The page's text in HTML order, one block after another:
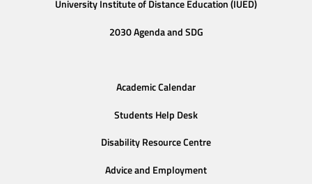
University Institute of Distance Education (IUED)
2030 Agenda and SDG
Academic Calendar
Students Help Desk
Disability Resource Centre
Advice and Employment